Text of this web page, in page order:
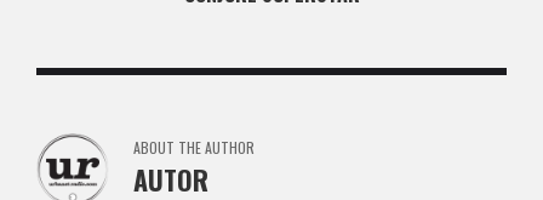
ABOUT THE AUTHOR
AUTOR